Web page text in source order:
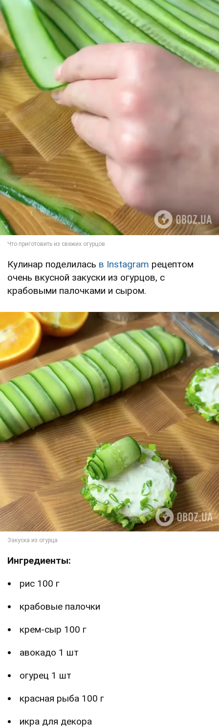
Кулинар поделилась в Instagram рецептом
очень вкусной закуски из огурцов, с
крабовыми палочками и сыром.
Ингредиенты:
рис 100 г
крабовые палочки
крем-сыр 100 г
авокадо 1 шт
огурец 1 шт
красная рыба 100 г
икра для декора